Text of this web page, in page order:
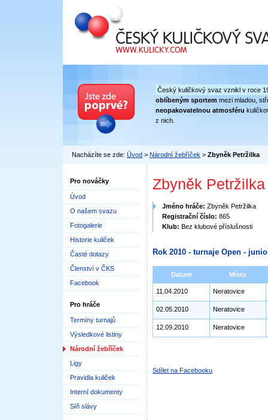
Český kuličkový svaz
Český kuličkový svaz vznikl v roce
oblíbeným sportem mezi mladou,
neopakovatelnou atmosféru
z nich.
Nacházíte se zde: Úvod > Národní žebříček > Zbyněk Petržilka
Pro nováčky
Úvod
O našem svazu
Fotogalerie
Historie kuliček
Časté dotazy
Členství v ČKS
Facebook
Pro hráče
Termíny turnajů
Výsledkové listiny
Národní žebříček
Ligy
Pravidla kuliček
Interní dokumenty
Síň slávy
Zbyněk Petržilka
Jméno hráče: Zbyněk Petržilka
Registrační číslo: 865
Klub: Bez klubové příslušnosti
Rok 2010 - turnaje Open -
Datum Místo
11.04.2010 Neratovice
02.05.2010 Neratovice
12.09.2010 Neratovice
Sdílet na Facebooku